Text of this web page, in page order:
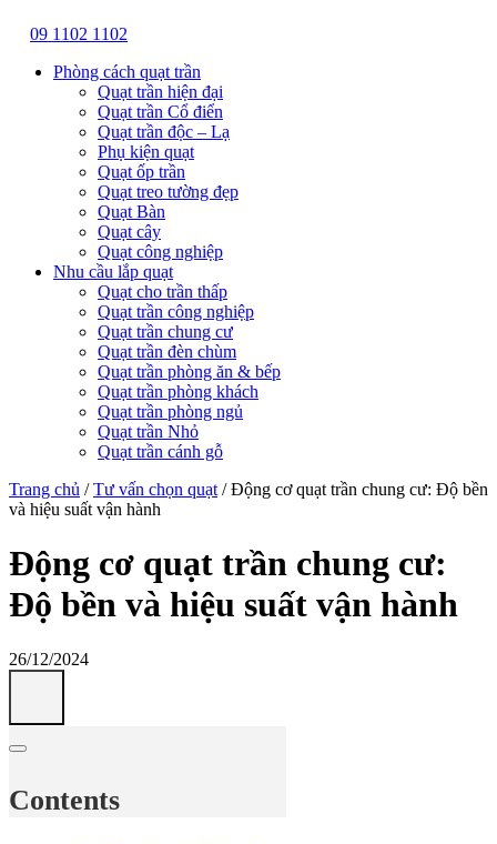
09 1102 1102
Phòng cách quạt trần
Quạt trần hiện đại
Quạt trần Cổ điển
Quạt trần độc – Lạ
Phụ kiện quạt
Quạt ốp trần
Quạt treo tường đẹp
Quạt Bàn
Quạt cây
Quạt công nghiệp
Nhu cầu lắp quạt
Quạt cho trần thấp
Quạt trần công nghiệp
Quạt trần chung cư
Quạt trần đèn chùm
Quạt trần phòng ăn & bếp
Quạt trần phòng khách
Quạt trần phòng ngủ
Quạt trần Nhỏ
Quạt trần cánh gỗ
Trang chủ /Tư vấn chọn quạt /Động cơ quạt trần chung cư: Độ bền
và hiệu suất vận hành
Động cơ quạt trần chung cư:
Độ bền và hiệu suất vận hành
26/12/2024
Contents